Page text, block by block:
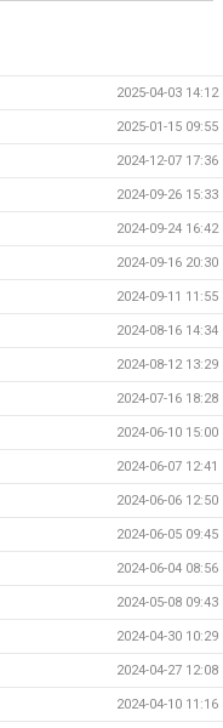
2025-04-03 14:12
2025-01-15 09:55
2024-12-07 17:36
2024-09-26 15:33
2024-09-24 16:42
2024-09-16 20:30
2024-09-11 11:55
2024-08-16 14:34
2024-08-12 13:29
2024-07-16 18:28
2024-06-10 15:00
2024-06-07 12:41
2024-06-06 12:50
2024-06-05 09:45
2024-06-04 08:56
2024-05-08 09:43
2024-04-30 10:29
2024-04-27 12:08
2024-04-10 11:16